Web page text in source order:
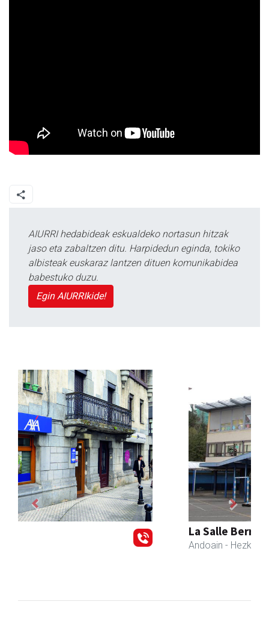
AIURRI hedabideak eskualdeko nortasun hitzak
jaso eta zabaltzen ditu. Harpidedun eginda, tokiko
albisteak euskaraz lantzen dituen komunikabidea
babestuko duzu.
Egin AIURRIkide!
La Salle Berrozpe Ikastetxea
Previous Next